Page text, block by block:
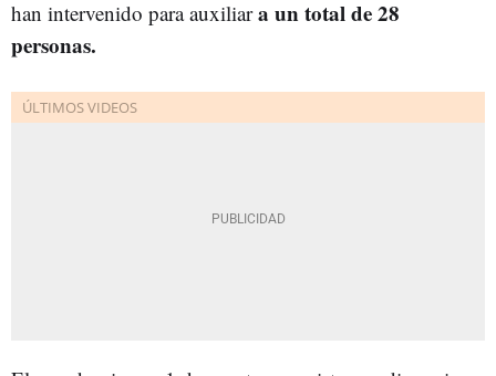
han intervenido para auxiliara un total de 28
personas.